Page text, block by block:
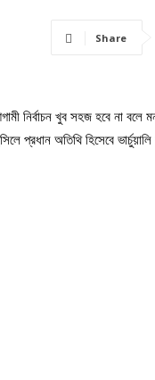
Share
নির্বাচন খুব সহজ হবে না
প্রধান অতিথি হিসেবে